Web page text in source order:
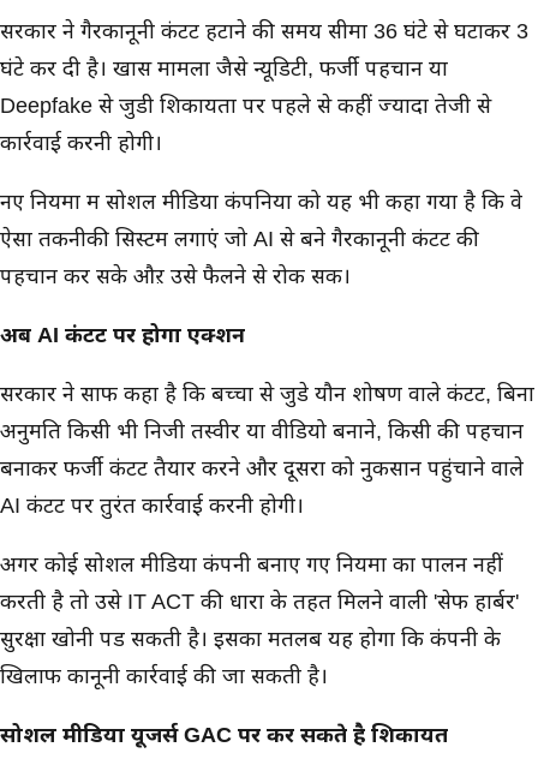
सरकार ने गैरकानूनी कंटेंट हटाने की समय सीमा 36 घंटे से घटाकर 3
घंटे कर दी है। खास मामलों जैसे न्यूडिटी, फर्जी पहचान या
Deepfake से जुडी शिकायतों पर पहले से कहीं ज्यादा तेजी से
कार्रवाई करनी होगी।
नए नियमों में सोशल मीडिया कंपनियों को यह भी कहा गया है कि वे
ऐसा तकनीकी सिस्टम लगाएं जो AI से बने गैरकानूनी कंटेंट की
पहचान कर सके औऱ उसे फैलने से रोक सकें।
अब AI कंटेंट पर होगा एक्शन
सरकार ने साफ कहा है कि बच्चों से जुडे यौन शोषण वाले कंटेंट, बिना
अनुमति किसी भी निजी तस्वीर या वीडियो बनाने, किसी की पहचान
बनाकर फर्जी कंटेंट तैयार करने और दूसरों को नुकसान पहुंचाने वाले
AI कंटेंट पर तुरंत कार्रवाई करनी होगी।
अगर कोई सोशल मीडिया कंपनी बनाए गए नियमों का पालन नहीं
करती है तो उसे IT ACT की धारा के तहत मिलने वाली 'सेफ हार्बर'
सुरक्षा खोनी पड सकती है। इसका मतलब यह होगा कि कंपनी के
खिलाफ कानूनी कार्रवाई की जा सकती है।
सोशल मीडिया यूजर्स GAC पर कर सकते है शिकायत